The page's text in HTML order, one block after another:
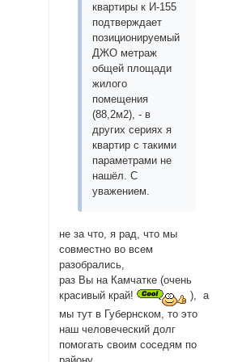
квартиры к И-155
подтверждает
позиционируемый
ДЖО метраж
общей площади
жилого
помещения
(88,2м2), - в
других сериях я
квартир с такими
параметрами не
нашёл. С
уважением.
не за что, я рад, что мы
совместно во всем
разобрались,
раз Вы на Камчатке (очень
красивый край!
), а
мы тут в Губернском, то это
наш человеческий долг
помогать своим соседям по